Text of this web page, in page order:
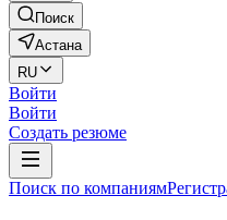
Поиск
Астана
RU
Войти
Войти
Создать резюме
Поиск по компаниям